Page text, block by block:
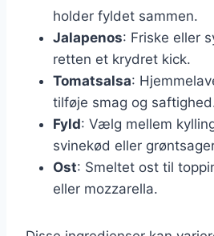
holder fyldet sammen.
Jalapenos: Friske eller
retten et krydret kick.
Tomatsalsa:
tilføje smag og
Fyld: Vælg mellem
svinekød eller
Ost: Smeltet ost til
eller mozzarella.